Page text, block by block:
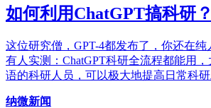
如何利用ChatGPT搞科研？
这位研究僧，GPT-4都发布了，你还在
有人实测：ChatGPT科研全流程都能用
语的科研人员，可以极大地提高日常科研
纳微新闻